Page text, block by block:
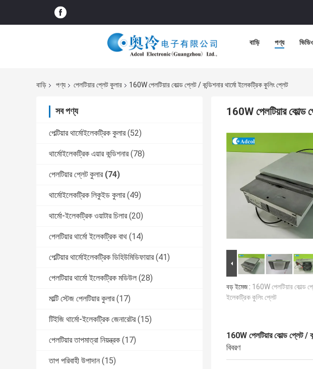
বাড়ি পণ্য
বাড়ি পণ্য পেলটিয়ার প্লেট কুলার 160W পেলটিয়ার কোল্ড প্লেট / কন্ডিশনার থার্মো ইলেকট্রিক কুলিং প্লেট
সব পণ্য
পেল্টিয়ার থার্মোইলেকট্রিক কুলার (52)
থার্মোইলেকট্রিক এয়ার কন্ডিশনার (78)
পেলটিয়ার প্লেট কুলার (74)
থার্মোইলেকট্রিক লিকুইড কুলার (49)
থার্মো-ইলেকট্রিক ওয়াটার চিলার (20)
পেলটিয়ার থার্মো ইলেকট্রিক বাথ (14)
পেল্টিয়ার থার্মোইলেকট্রিক ডিহিউমিডিফায়ার (41)
পেলটিয়ার থার্মো ইলেকট্রিক মডিউল (28)
মাল্টি স্টেজ পেলটিয়ার কুলার (17)
টিইজি থার্মো-ইলেকট্রিক জেনারেটর (15)
পেলটিয়ার তাপমাত্রা নিয়ন্ত্রক (17)
তাপ পরিবাহী উপাদান (15)
160W পেলটিয়ার কোল্ড
বড় ইমেজ : 160W পেলটিয়ার কোল্ড
ইলেকট্রিক কুলিং প্লেট
160W পেলটিয়ার কোল্ড প্লেট /
বিবরণ